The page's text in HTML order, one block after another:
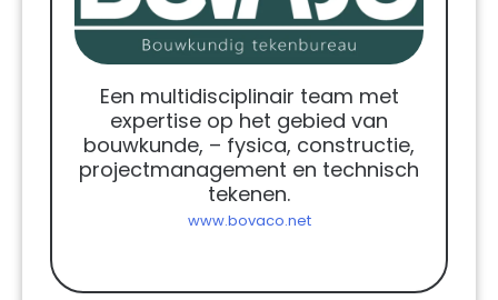
Een multidisciplinair team met
expertise op het gebied van
bouwkunde, – fysica, constructie,
projectmanagement en technisch
tekenen.
www.bovaco.net